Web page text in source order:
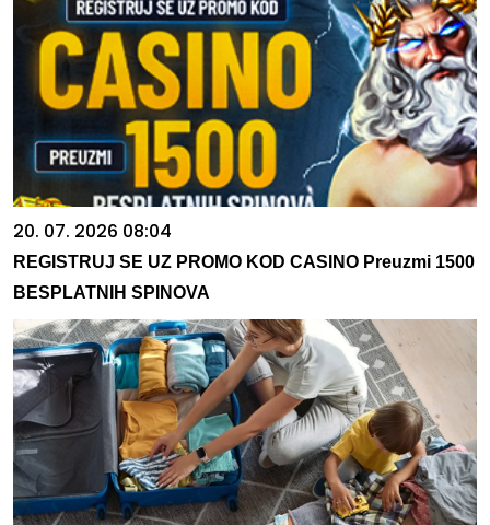
20. 07. 2026 08:04
REGISTRUJ SE UZ PROMO KOD CASINO Preuzmi 1500
BESPLATNIH SPINOVA